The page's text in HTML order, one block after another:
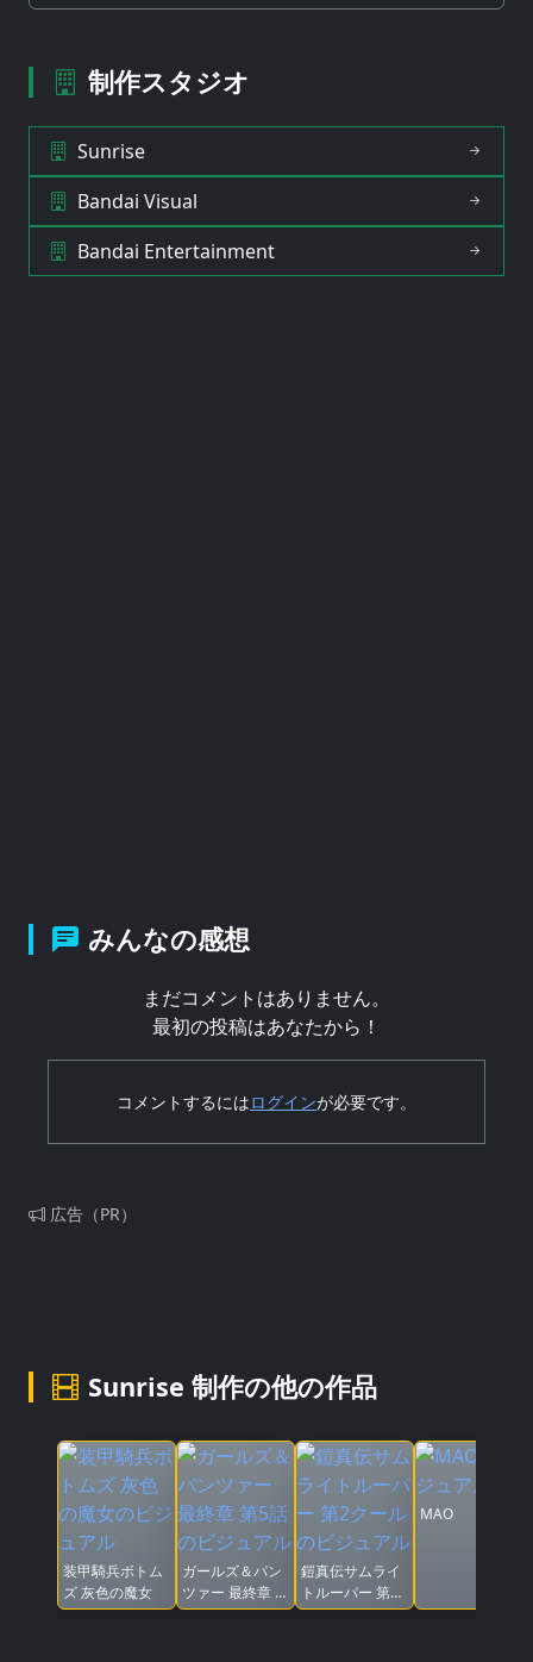
制作スタジオ
Sunrise
Bandai Visual
Bandai Entertainment
みんなの感想
まだコメントはありません。
最初の投稿はあなたから！
コメントするにはログインが必要です。
広告（PR）
Sunrise 制作の他の作品
装甲騎兵ボトム
ズ 灰色の魔女
ガールズ＆パン
ツァー 最終章 第
5話
鎧真伝サムライ
トルーパー 第2
クール
MAO